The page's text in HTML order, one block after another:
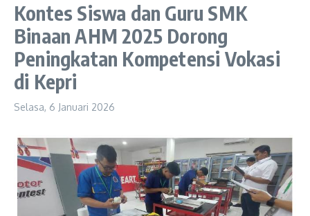
Kontes Siswa dan Guru SMK
Binaan AHM 2025 Dorong
Peningkatan Kompetensi Vokasi
di Kepri
Selasa, 6 Januari 2026